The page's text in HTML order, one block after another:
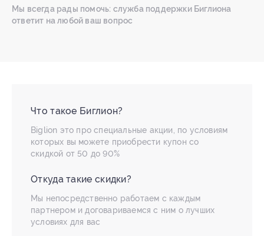
Мы всегда рады помочь: служба поддержки Биглиона
ответит на любой ваш вопрос
Что такое Биглион?
Biglion это про специальные акции, по условиям
которых вы можете приобрести купон со
скидкой от 50 до 90%
Откуда такие скидки?
Мы непосредственно работаем с каждым
партнером и договариваемся с ним о лучших
условиях для вас